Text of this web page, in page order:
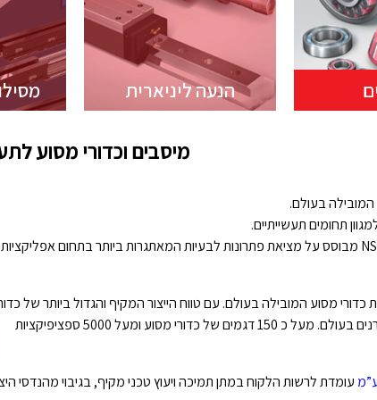
הנעה ליניארית
מיסבים וכדורי מסוע
המובילה בעולם.
תחומים תעשייתיים.
המוניטין אותו צברה NSK מבוסס על מציאת פתרונות לבעיות המאתגרות ביותר בתחום אפליקציות
כדורי מסוע המובילה בעולם. עם טווח הייצור המקיף והגדול ביותר של
המסוע מקרב כל היצרנים בעולם. מעל כ 150 דגמים של כדורי מסוע ומעל 5000 ספציפיקציות
עומדת לרשות הלקוח במתן תמיכה ויעוץ טכני מקיף, בגיבוי מהנדסי